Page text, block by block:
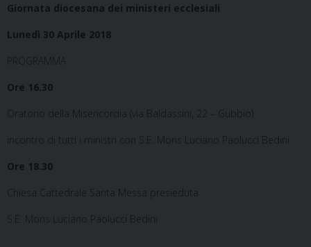
Giornata diocesana dei ministeri ecclesiali
Lunedì 30 Aprile 2018
PROGRAMMA
Ore 16.30
Oratorio della Misericordia
(via Baldassini, 22 – Gubbio)
incontro di tutti i ministri con
S.E. Mons Luciano Paolucci Bedini
Ore 18.30
Chiesa Cattedrale
Santa Messa presieduta
S.E. Mons Luciano Paolucci Bedini